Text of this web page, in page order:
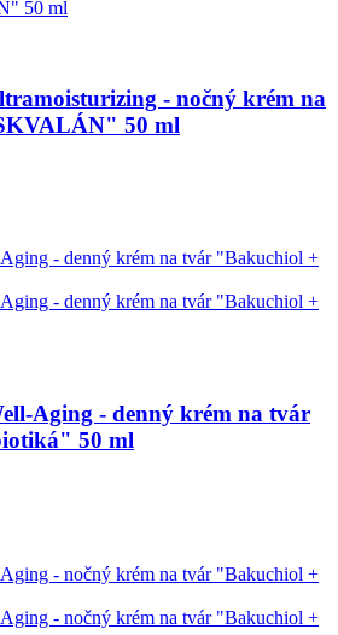
- nočný krém na
50 ml
Aging - denný krém na tvár
50 ml